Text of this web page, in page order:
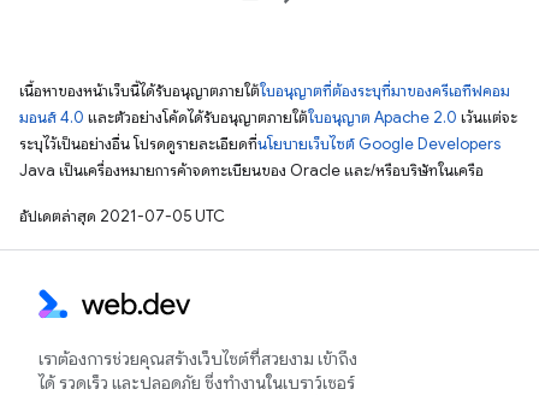
เนื้อหาของหน้าเว็บนี้ได้รับอนุญาตภายใต้ใบอนุญาตที่ต้องระบุที่มาของครีเอทีฟคอม
มอนส์ 4.0 และตัวอย่างโค้ดได้รับอนุญาตภายใต้ใบอนุญาต Apache 2.0 เว้นแต่จะ
ระบุไว้เป็นอย่างอื่น โปรดดูรายละเอียดที่นโยบายเว็บไซต์ Google Developers
Java เป็นเครื่องหมายการค้าจดทะเบียนของ Oracle และ/หรือบริษัทในเครือ
อัปเดตล่าสุด 2021-07-05 UTC
เราต้องการช่วยคุณสร้างเว็บไซต์ที่สวยงาม เข้าถึง
ได้ รวดเร็ว และปลอดภัย ซึ่งทำงานในเบราว์เซอร์